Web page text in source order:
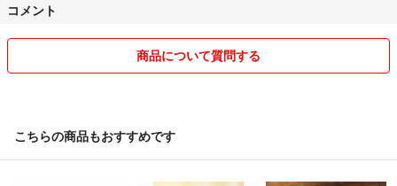
↓
#ノワールの部屋カラー
#ノワールの部屋スロウマージ
*発注は月一回なので売り切れにご注意ください
コメント
商品について質問する
こちらの商品もおすすめです